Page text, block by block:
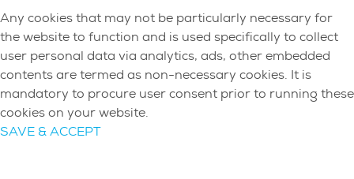
Any cookies that may not be particularly necessary for
the website to function and is used specifically to collect
user personal data via analytics, ads, other embedded
contents are termed as non-necessary cookies. It is
mandatory to procure user consent prior to running these
cookies on your website.
SAVE & ACCEPT